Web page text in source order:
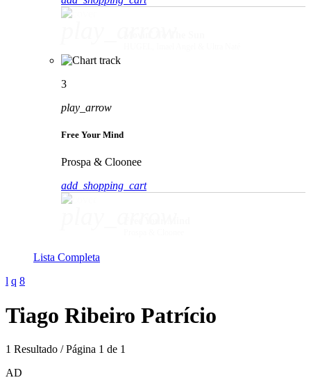
3
play_arrow
Free Your Mind
Prospa & Cloonee
add_shopping_cart
Lista Completa
Tiago Ribeiro Patrício
1 Resultado / Página 1 de 1
AD